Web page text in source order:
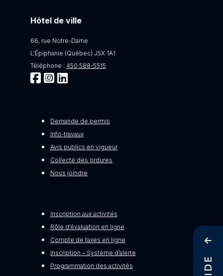
Hôtel de ville
66, rue Notre-Dame
L'Épiphanie (Québec) J5X 1A1
Téléphone : 450 588-5515
Demande de permis
Info-travaux
Avis publics en vigueur
Collecte des ordures
Nous joindre
Inscription aux activités
Rôle d’évaluation en ligne
Compte de taxes en ligne
Inscription – Système d’alerte
Programmation des activités